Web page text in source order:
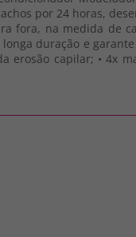
por 24 horas,
fora, na medida de
duração e
capilar; • 4x